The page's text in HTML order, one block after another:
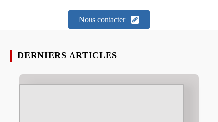
Nous contacter
DERNIERS ARTICLES